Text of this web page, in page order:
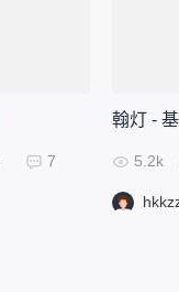
7
翰灯 -
5.2k